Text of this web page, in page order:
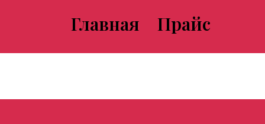
Главная Прайс